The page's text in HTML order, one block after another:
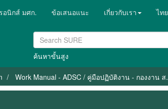
อนิกส์ มศก. ข้อเสนอแนะ เกี่ยวกับเรา ไทย
ค้นหาขั้นสูง
Work Manual - ADSC / คู่มือปฏิบัติงาน - กองงาน ส.